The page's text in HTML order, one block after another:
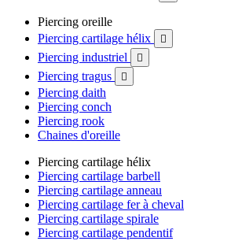
Piercing oreille
Piercing cartilage hélix

Piercing industriel 
Piercing tragus 
Piercing daith
Piercing conch
Piercing rook
Chaines d'oreille
Piercing cartilage hélix
Piercing cartilage barbell
Piercing cartilage anneau
Piercing cartilage fer à cheval
Piercing cartilage spirale
Piercing cartilage pendentif